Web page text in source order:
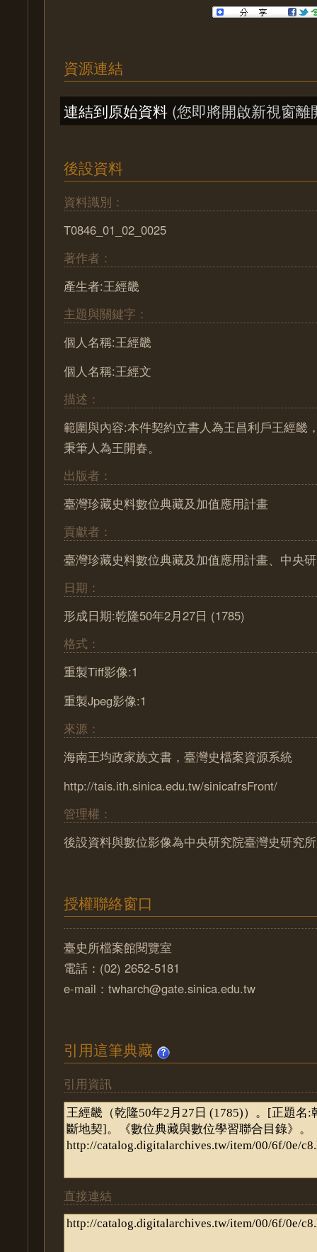
資源連結
連結到原始資料 (您即將開啟新視窗離
後設資料
資料識別：
T0846_01_02_0025
著作者：
產生者:王經畿
主題與關鍵字：
個人名稱:王經畿
個人名稱:王經文
描述：
範圍與內容:本件契約立書人為王昌利戶王經畿
秉筆人為王開春。
出版者：
臺灣珍藏史料數位典藏及加值應用計畫
貢獻者：
臺灣珍藏史料數位典藏及加值應用計畫、中央
日期：
形成日期:乾隆50年2月27日 (1785)
格式：
重製Tiff影像:1
重製Jpeg影像:1
來源：
海南王均政家族文書，臺灣史檔案資源系統
http://tais.ith.sinica.edu.tw/sinicafrsFront/
管理權：
後設資料與數位影像為中央研究院臺灣史研究
授權聯絡窗口
臺史所檔案館閱覽室
電話：(02) 2652-5181
e-mail：twharch@gate.sinica.edu.tw
引用這筆典藏
引用資訊
直接連結